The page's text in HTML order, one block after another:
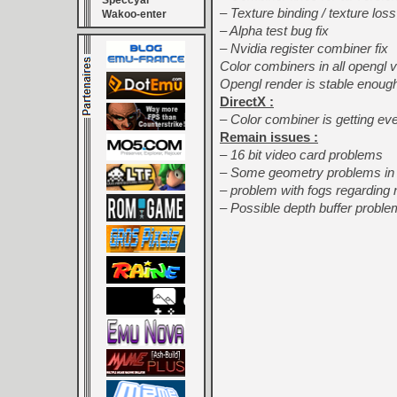
Wakoo-enter
– Texture binding / texture
– Alpha test bug fix
– Nvidia register combiner fix
Color combiners in all opengl
Opengl render is stable
DirectX :
– Color combiner is getting
Remain issues :
– 16 bit video card problems
– Some geometry problems
– problem with fogs regarding
– Possible depth buffer